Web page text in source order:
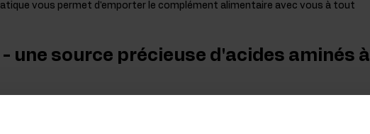
vous permet d'emporter le complément alimentaire avec vous à tout
une source précieuse d'acides aminés à